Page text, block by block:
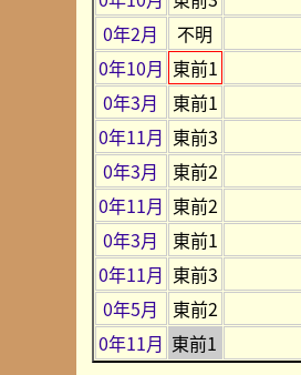
0年2月
不明
0年10月 東前1
0年3月
東前1
0年11月 東前3
0年3月
東前2
0年11月 東前2
0年3月
東前1
0年11月 東前3
0年5月
東前2
0年11月 東前1